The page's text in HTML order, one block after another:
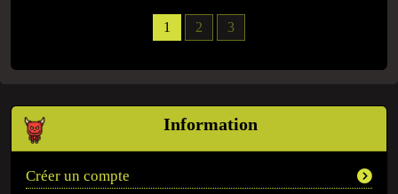
Information
Créer un compte
1 2 3